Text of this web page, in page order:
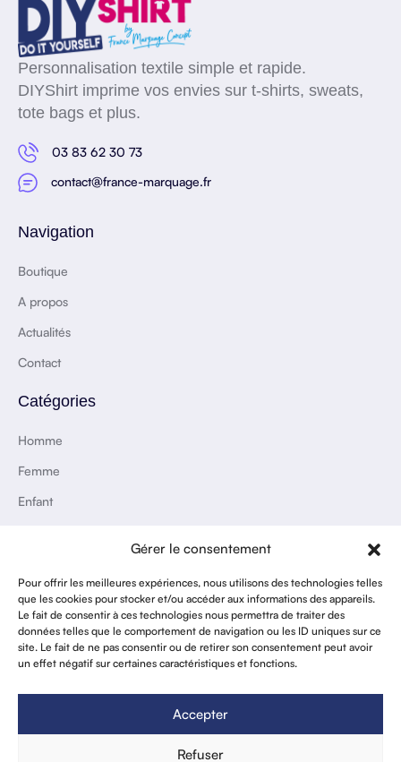
Gérer le consentement
Pour offrir les meilleures expériences, nous utilisons des technologies telles
que les cookies pour stocker et/ou accéder aux informations des appareils.
Le fait de consentir à ces technologies nous permettra de traiter des
données telles que le comportement de navigation ou les ID uniques sur ce
site. Le fait de ne pas consentir ou de retirer son consentement peut avoir
un effet négatif sur certaines caractéristiques et fonctions.
Accepter
Refuser
Personnalisation textile simple et rapide.
DIYShirt imprime vos envies sur t-shirts, sweats,
tote bags et plus.
03 83 62 30 73
contact@france-marquage.fr
Navigation
Boutique
A propos
Actualités
Contact
Catégories
Homme
Femme
Enfant
Paiement en ligne sécurisé